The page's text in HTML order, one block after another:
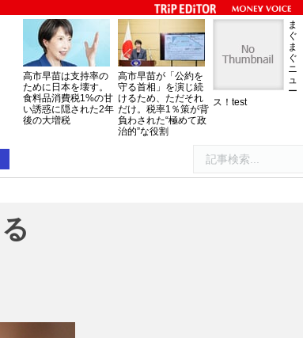
高市早苗は支持率の
ために日本を壊す。
食料品消費税1%の甘
い誘惑に隠された2年
後の大増税
高市早苗が「公約を
守る首相」を演じ続
けるため、ただそれ
だけ。税率1％策が背
負わされた“極めて政
治的”な役割
ま
ぐ
ま
ぐ
ニ
ュ
ー
ス！test